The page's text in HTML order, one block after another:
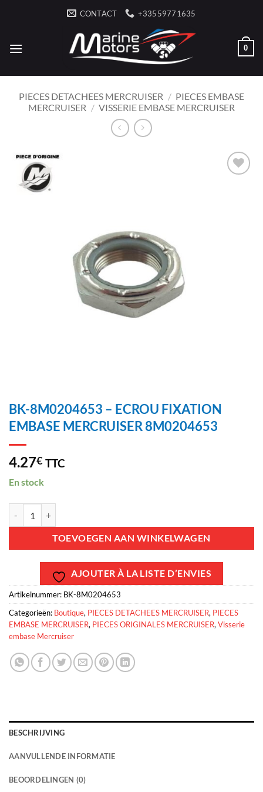
CONTACT +33559771635
0
PIECES DETACHEES MERCRUISER / PIECES EMBASE
MERCRUISER / VISSERIE EMBASE MERCRUISER
BK-8M0204653 – ECROU FIXATION
EMBASE MERCRUISER 8M0204653
4.27€ TTC
En stock
TOEVOEGEN AAN WINKELWAGEN
AJOUTER À LA LISTE D’ENVIES
Artikelnummer: BK-8M0204653
Categorieën: Boutique, PIECES DETACHEES MERCRUISER, PIECES
EMBASE MERCRUISER, PIECES ORIGINALES MERCRUISER, Visserie
embase Mercruiser
BESCHRIJVING
AANVULLENDE INFORMATIE
BEOORDELINGEN (0)